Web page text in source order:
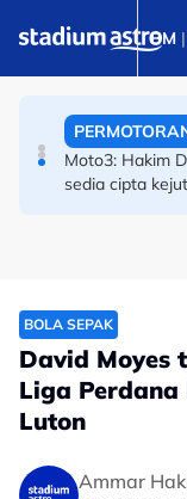
BM |
Sejarah
Moto3: Hakim
sedia cipta
BOLA SEPAK
David Moyes
Liga Perdana
Luton
Ammar